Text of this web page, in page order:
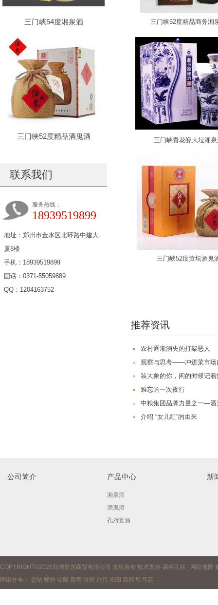
三门峡54度湘泉酒
三门峡52度精品酒鬼酒
联系我们
服务热线：
18939519899
地址：郑州市金水区北环路中建大
厦8楼
手机：18939519899
固话：0371-55059889
QQ：1204163752
三门峡52度精品商务湘
三门峡青花瓷大坛湘泉
三门峡52度黄坛酒鬼
推荐资讯
农村逐渐消失的打架恶人
观察与思考——冲进菜市场
装大象的你，闲的时候记
难忘的一次夜行
中粮集团品牌力量之一—酒
介绍 “女儿红”的由来
公司简介 产品中心
湘泉酒
酒鬼酒
孔府宴酒
新
COPYRIGHT©2026郑州贵东商贸有限公司 版权所有 技术支持-易科互联 网站地图
网络分布： 总站 郑州 信阳 新密 汝州 许昌 南阳 新郑 驻马店